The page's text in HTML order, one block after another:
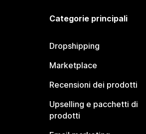
Categorie principali
Dropshipping
Marketplace
Recensioni dei prodotti
Upselling e pacchetti di
prodotti